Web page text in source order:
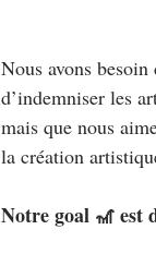
Nous avons
d’indemniser les
mais que nous
la création
Notre goal 🎢 est